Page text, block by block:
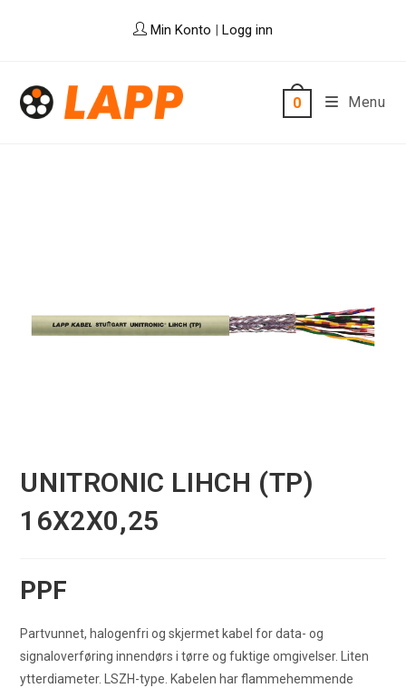
Min Konto | Logg inn
0 Menu
UNITRONIC LIHCH (TP)
16X2X0,25
PPF
Partvunnet, halogenfri og skjermet kabel for data- og
signaloverføring innendørs i tørre og fuktige omgivelser. Liten
ytterdiameter. LSZH-type. Kabelen har flammehemmende